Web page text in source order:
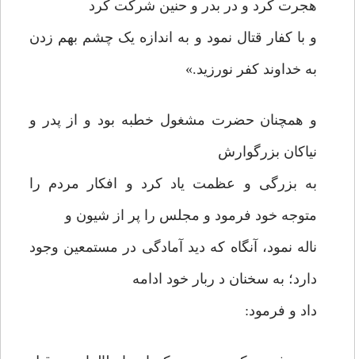
هجرت کرد و در بدر و حنین شرکت کرد
و با کفار قتال نمود و به اندازه یک چشم بهم زدن
به خداوند کفر نورزید.»
و همچنان حضرت مشغول خطبه بود و از پدر و
نیاکان بزرگوارش
به بزرگی و عظمت یاد کرد و افکار مردم را
متوجه خود فرمود و مجلس را پر از شیون و
ناله نمود، آنگاه که دید آمادگی در مستمعین وجود
دارد؛ به سخنان د ربار خود ادامه
داد و فرمود: